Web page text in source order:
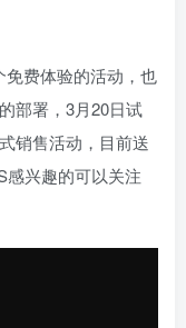
免费体验的活动，也
部署，3月20日试
销售活动，目前送
感兴趣的可以关注